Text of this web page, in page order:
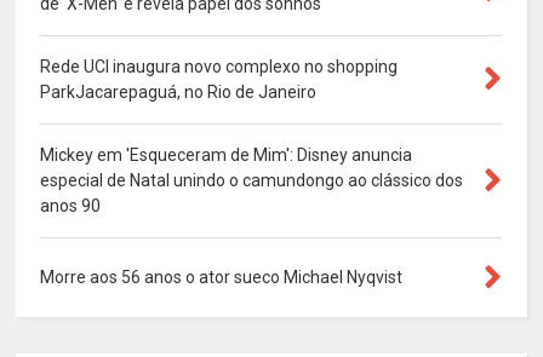
de 'X-Men' e revela papel dos sonhos
Rede UCI inaugura novo complexo no shopping
ParkJacarepaguá, no Rio de Janeiro
Mickey em 'Esqueceram de Mim': Disney anuncia
especial de Natal unindo o camundongo ao clássico dos
anos 90
Morre aos 56 anos o ator sueco Michael Nyqvist